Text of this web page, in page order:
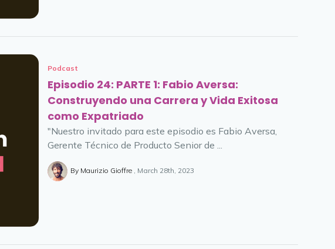
Podcast
Episodio 24: PARTE 1: Fabio Aversa:
Construyendo una Carrera y Vida Exitosa
como Expatriado
"Nuestro invitado para este episodio es Fabio Aversa,
Gerente Técnico de Producto Senior de ...
By Maurizio Gioffre March 28th, 2023